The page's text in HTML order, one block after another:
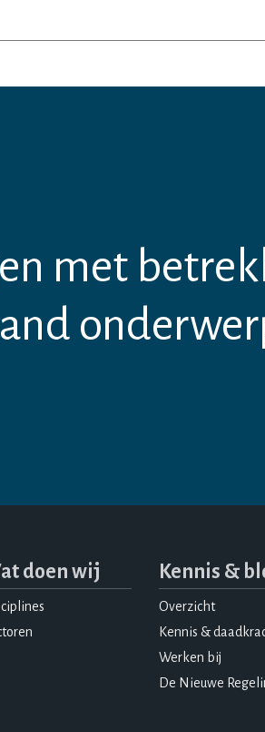
met
doen wij Kennis &
Overzicht
Kennis &
Werken bij
De Nieuwe